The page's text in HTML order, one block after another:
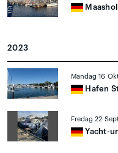
2023
Mandag 16
Hafen
Fredag 22
Yacht-